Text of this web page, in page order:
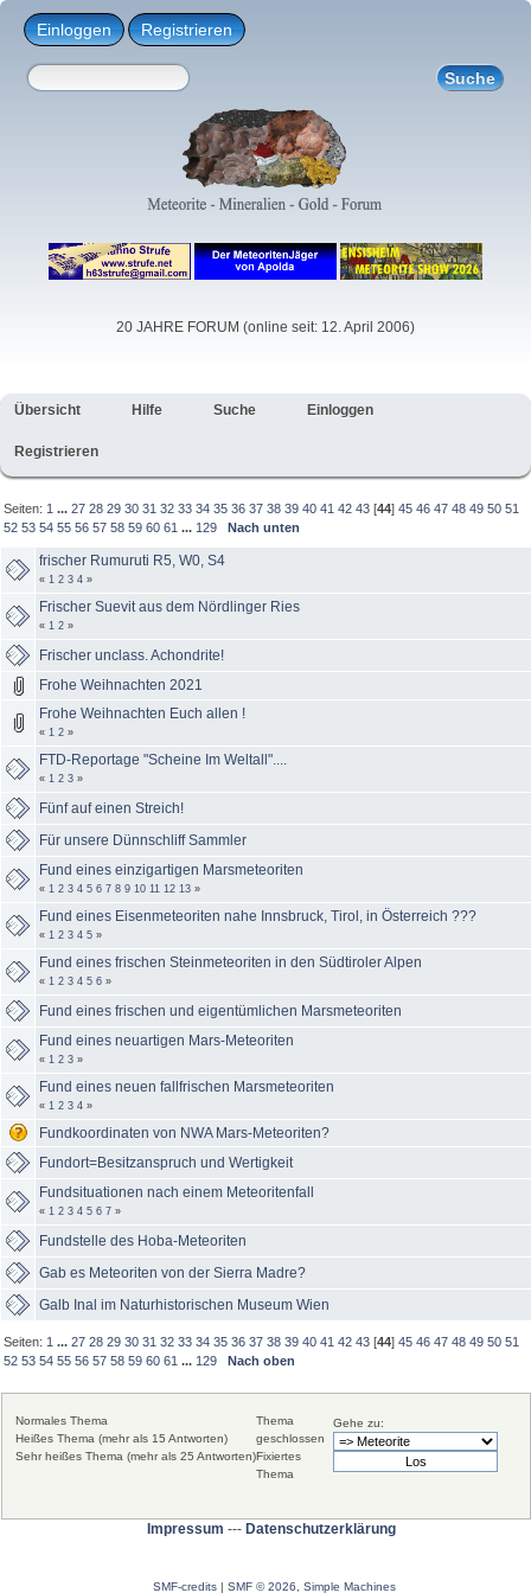
Einloggen Registrieren
20 JAHRE FORUM (online seit: 12. April 2006)
Übersicht Hilfe Suche Einloggen
Registrieren
Seiten: 1 ...27 28 29 30 31 32 33 34 35 36 37 38 39 40 41 42 43 [44]45 46 47 48 49 50 51
52 53 54 55 56 57 58 59 60 61 ... 129 Nach unten
frischer Rumuruti R5, W0, S4
« 1 2 3 4 »
Frischer Suevit aus dem Nördlinger Ries
« 1 2 »
Frischer unclass. Achondrite!
Frohe Weihnachten 2021
Frohe Weihnachten Euch allen !
« 1 2 »
FTD-Reportage "Scheine Im Weltall"....
« 1 2 3 »
Fünf auf einen Streich!
Für unsere Dünnschliff Sammler
Fund eines einzigartigen Marsmeteoriten
« 1 2 3 4 5 6 7 8 9 10 11 12 13 »
Fund eines Eisenmeteoriten nahe Innsbruck, Tirol, in Österreich ???
« 1 2 3 4 5 »
Fund eines frischen Steinmeteoriten in den Südtiroler Alpen
« 1 2 3 4 5 6 »
Fund eines frischen und eigentümlichen Marsmeteoriten
Fund eines neuartigen Mars-Meteoriten
« 1 2 3 »
Fund eines neuen fallfrischen Marsmeteoriten
« 1 2 3 4 »
Fundkoordinaten von NWA Mars-Meteoriten?
Fundort=Besitzanspruch und Wertigkeit
Fundsituationen nach einem Meteoritenfall
« 1 2 3 4 5 6 7 »
Fundstelle des Hoba-Meteoriten
Gab es Meteoriten von der Sierra Madre?
Galb Inal im Naturhistorischen Museum Wien
Seiten: 1 ...27 28 29 30 31 32 33 34 35 36 37 38 39 40 41 42 43 [44]45 46 47 48 49 50 51
52 53 54 55 56 57 58 59 60 61 ... 129 Nach oben
Gehe zu:
Normales Thema
Heißes Thema (mehr als 15 Antworten)
Sehr heißes Thema (mehr als 25 Antworten)
Thema
geschlossen
Fixiertes
Thema
Impressum --- Datenschutzerklärung
SMF-credits | SMF © 2026 Simple Machines